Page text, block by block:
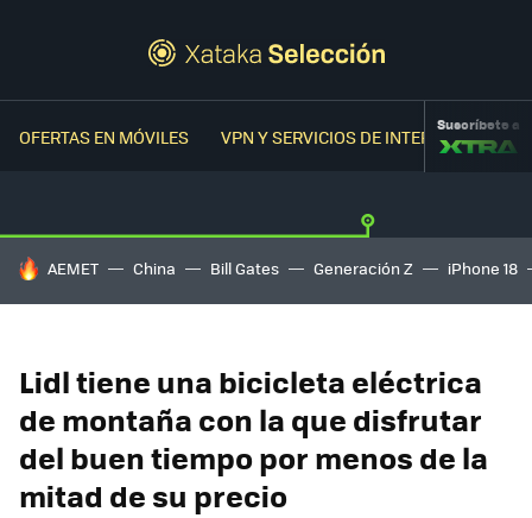
OFERTAS EN MÓVILES VPN Y SERVICIOS DE INTERNETSuscríbete a
HOY SE HABLA DE
AEMET China Bill Gates Generación Z iPhone 18
Lidl tiene una bicicleta eléctrica
de montaña con la que disfrutar
del buen tiempo por menos de la
mitad de su precio